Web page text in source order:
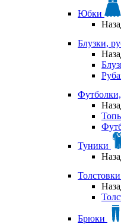
Юбки
Блузки,
Туники
Брюки